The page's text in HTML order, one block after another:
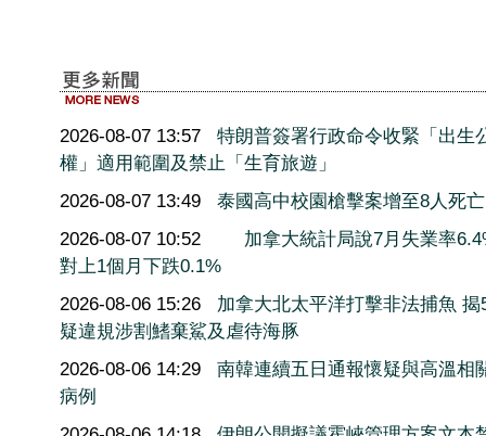
2026-08-07 13:57
特朗普簽署行政命令收緊「出生
權」適用範圍及禁止「生育旅遊」
2026-08-07 13:49
泰國高中校園槍擊案增至8人死亡
2026-08-07 10:52
加拿大統計局說7月失業率
對上1個月下跌0.1%
2026-08-06 15:26
加拿大北太平洋打擊非法捕魚 揭
疑違規涉割鰭棄鯊及虐待海豚
2026-08-06 14:29
南韓連續五日通報懷疑與高溫相
病例